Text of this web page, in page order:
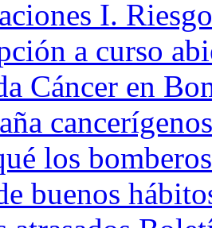
I.
a curso
Cáncer en
los
buenos